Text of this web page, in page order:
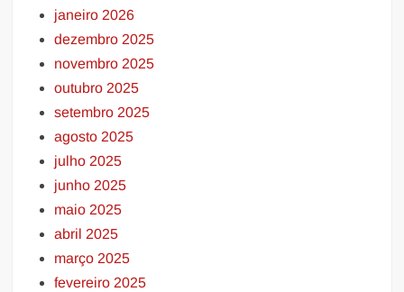
janeiro 2026
dezembro 2025
novembro 2025
outubro 2025
setembro 2025
agosto 2025
julho 2025
junho 2025
maio 2025
abril 2025
março 2025
fevereiro 2025